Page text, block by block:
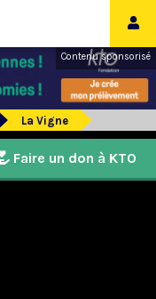
Contenu sponsorisé
La Vigne
Faire un don à KTO